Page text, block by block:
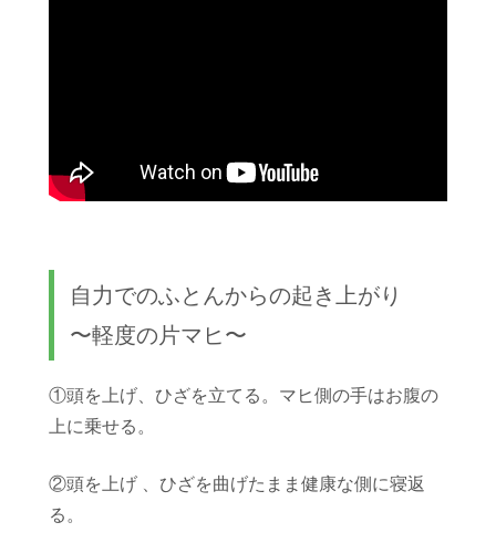
自力でのふとんからの起き上がり
〜軽度の片マヒ〜
①頭を上げ、ひざを立てる。マヒ側の手はお腹の
上に乗せる。
②頭を上げ 、ひざを曲げたまま健康な側に寝返
る。